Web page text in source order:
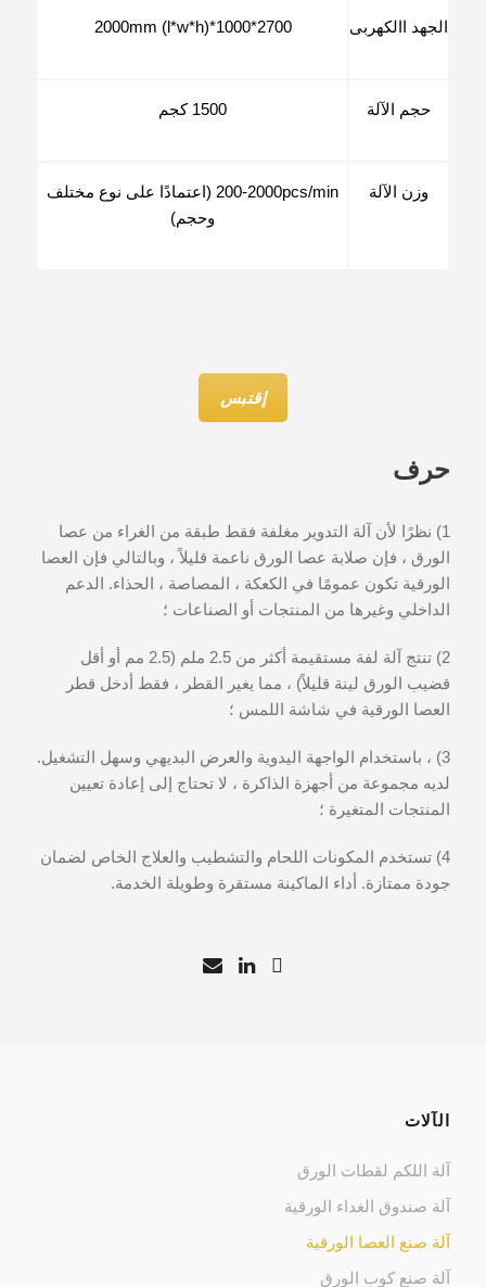
الجهد االكهربى 2700*1000*2000mm (l*w*h)
حجم الآلة 1500 كجم
وزن الآلة
200-2000pcs/min (اعتمادًا على نوع مختلف
وحجم)
إقتبس
حرف
1) نظرًا لأن آلة التدوير مغلفة فقط طبقة من الغراء من عصا
الورق ، فإن صلابة عصا الورق ناعمة قليلاً ، وبالتالي فإن العصا
الورقية تكون عمومًا في الكعكة ، المصاصة ، الحذاء. الدعم
الداخلي وغيرها من المنتجات أو الصناعات ؛
2) تنتج آلة لفة مستقيمة أكثر من 2.5 ملم (2.5 مم أو أقل
قضيب الورق لينة قليلاً) ، مما يغير القطر ، فقط أدخل قطر
العصا الورقية في شاشة اللمس ؛
3) ، باستخدام الواجهة اليدوية والعرض البديهي وسهل التشغيل.
لديه مجموعة من أجهزة الذاكرة ، لا تحتاج إلى إعادة تعيين
المنتجات المتغيرة ؛
4) تستخدم المكونات اللحام والتشطيب والعلاج الخاص لضمان
جودة ممتازة. أداء الماكينة مستقرة وطويلة الخدمة.
الآلات
آلة اللكم لقطات الورق
آلة صندوق الغداء الورقية
آلة صنع العصا الورقية
آلة صنع كوب الورق